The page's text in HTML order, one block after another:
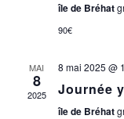
île de Bréhat
90€
MAI
8
2025
8 mai 2025 @
Journée
île de Bréhat